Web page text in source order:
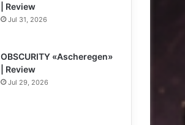
| Review
Jul 31, 2026
OBSCURITY «Ascheregen»
| Review
Jul 29, 2026